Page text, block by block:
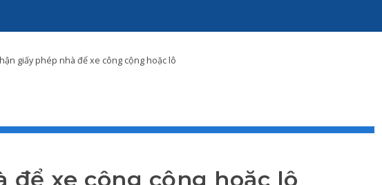
giấy phép nhà để xe công cộng hoặc lô
để xe công cộng hoặc lô